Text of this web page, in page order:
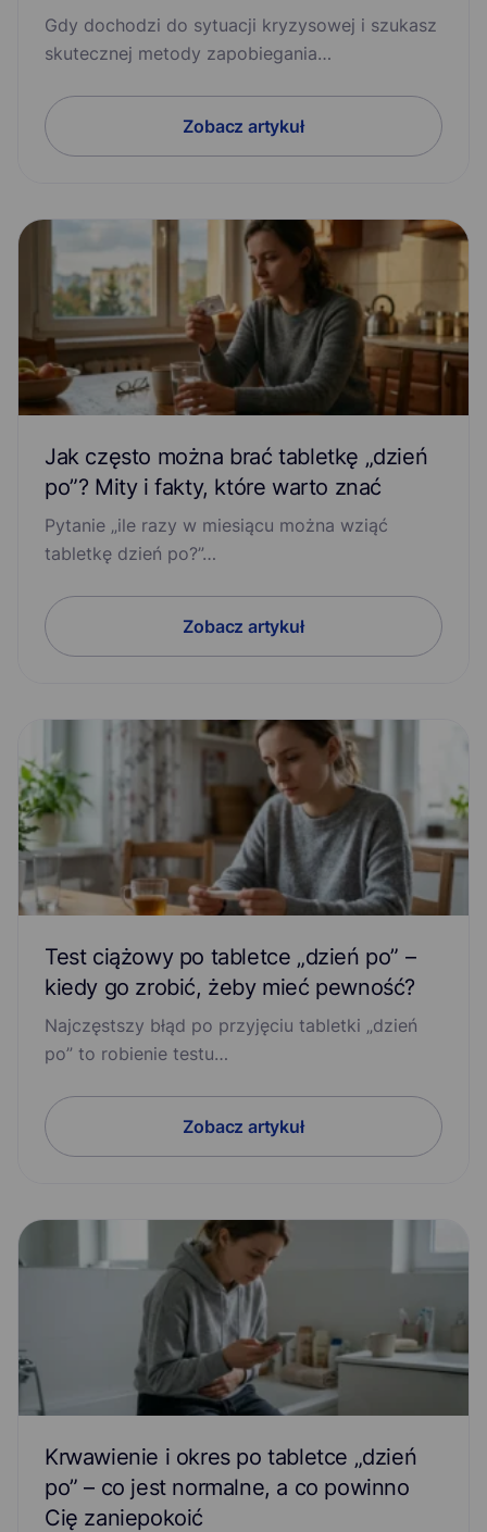
Gdy dochodzi do sytuacji kryzysowej i szukasz
skutecznej metody zapobiegania…
Zobacz artykuł
Jak często można brać tabletkę „dzień
po”? Mity i fakty, które warto znać
Pytanie „ile razy w miesiącu można wziąć
tabletkę dzień po?”…
Zobacz artykuł
Test ciążowy po tabletce „dzień po” –
kiedy go zrobić, żeby mieć pewność?
Najczęstszy błąd po przyjęciu tabletki „dzień
po” to robienie testu…
Zobacz artykuł
Krwawienie i okres po tabletce „dzień
po” – co jest normalne, a co powinno
Cię zaniepokoić